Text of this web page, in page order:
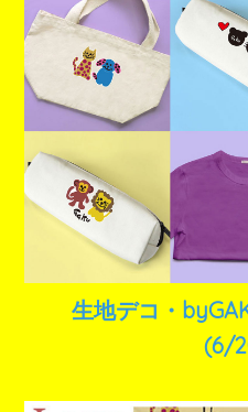
生地デコ・
(6/